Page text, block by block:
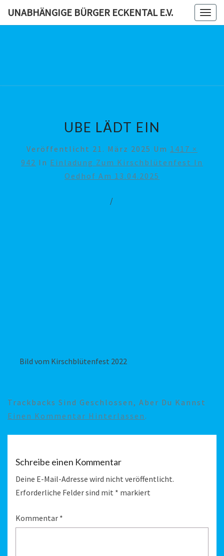
UNABHÄNGIGE BÜRGER ECKENTAL E.V.
UBE LÄDT EIN
Veröffentlicht 21. März 2025 Um 1417 ×
942 In Einladung Zum Kirschblütenfest In
Oedhof Am 13.04.2025
/
Bild vom Kirschblütenfest 2022
Trackbacks Sind Geschlossen, Aber Du Kannst
Einen Kommentar Hinterlassen .
Schreibe einen Kommentar
Deine E-Mail-Adresse wird nicht veröffentlicht.
Erforderliche Felder sind mit * markiert
Kommentar *